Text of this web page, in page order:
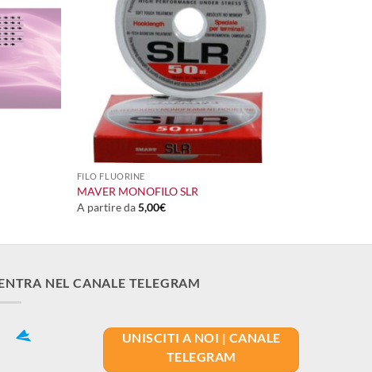
FILO FLUORINE
MAVER MONOFILO SLR
A partire da5,00€
NEL CANALE TELEGRAM
UNISCITI A NOI | CANALE
TELEGRAM